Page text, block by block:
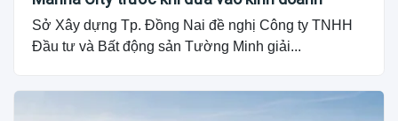
Sở Xây dựng Tp. Đồng Nai đề nghị Công ty TNHH
Đầu tư và Bất động sản Tường Minh giải...